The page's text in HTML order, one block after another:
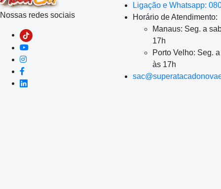
Nossas redes sociais
Ligação e Whatsapp:
Horário de Atendimento:
Manaus: Seg. a
17h
Porto Velho: Seg.
às 17h